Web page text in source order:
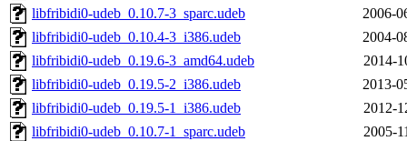
libfribidi0-udeb_0.10.7-3_sparc.udeb
2006-
libfribidi0-udeb_0.10.4-3_i386.udeb
2004-
libfribidi0-udeb_0.19.6-3_amd64.udeb
2014-
libfribidi0-udeb_0.19.5-2_i386.udeb
2013-
libfribidi0-udeb_0.19.5-1_i386.udeb
2012-
libfribidi0-udeb_0.10.7-1_sparc.udeb
2005-